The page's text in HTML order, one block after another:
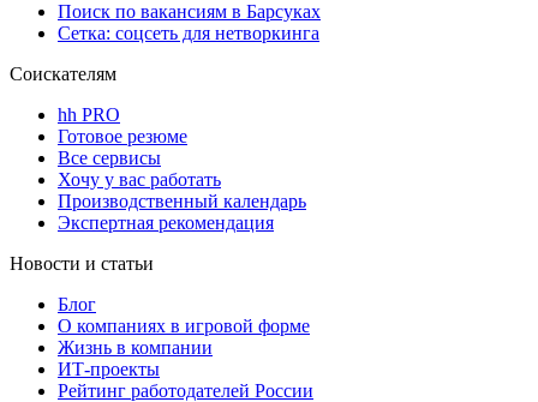
Поиск по вакансиям в Барсуках
Сетка: соцсеть для нетворкинга
Соискателям
hh PRO
Готовое резюме
Все сервисы
Хочу у вас работать
Производственный календарь
Экспертная рекомендация
Новости и статьи
Блог
О компаниях в игровой форме
Жизнь в компании
ИТ-проекты
Рейтинг работодателей России